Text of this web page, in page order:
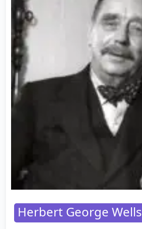
Herbert George Wells